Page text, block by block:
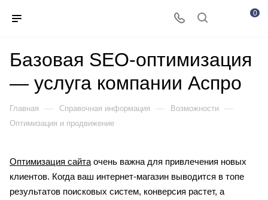
0
Базовая SEO-оптимизация
— услуга компании Аспро
Главная — Справочная информация — Возможности —
Оптимизация и продвижение
Оптимизация сайта очень важна для привлечения новых
клиентов. Когда ваш интернет-магазин выводится в топе
результатов поисковых систем, конверсия растет, а